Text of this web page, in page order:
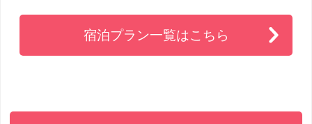
宿泊プラン一覧はこちら